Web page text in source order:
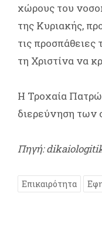
χώρους του
της Κυριακής,
τις προσπάθειες
τη Χριστίνα να
Η Τροχαία
διερεύνηση των
Πηγή:
Επικαιρότητα